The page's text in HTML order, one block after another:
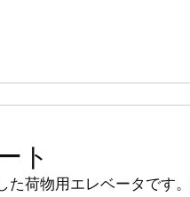
ト
た荷物用エレベータです